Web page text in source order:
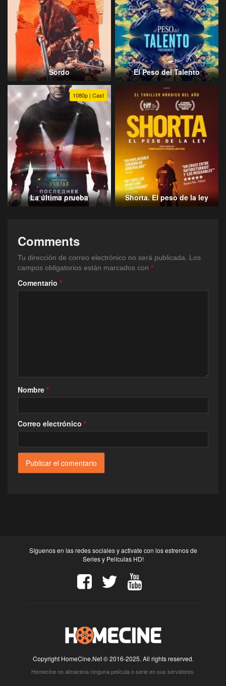
Sordo El Peso del Talento
1080p | Cast
La última prueba Shorta. El peso de la ley
Comments
Tu dirección de correo electrónico no será publicada.
Los
campos obligatorios están marcados con *
Comentario *
Nombre *
Correo electrónico *
Síguenos en las redes sociales y activate con los estrenos de
Series y Películas HD!
Copyright HomeCine.Net © 2016-2025. All rights reserved.
Homecine no almacena ninguna película o serie en sus servidores.